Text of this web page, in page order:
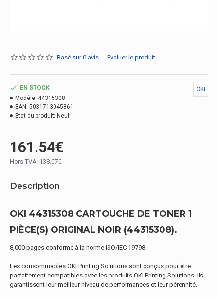
Basé sur 0 avis. - Évaluer le produit
161.54€
Hors TVA: 138.07€
EN STOCK
Modèle: 44315308
EAN: 5031713045861
État du produit: Neuf
OKI
Description
OKI 44315308 CARTOUCHE DE TONER 1
PIÈCE(S) ORIGINAL NOIR (44315308).
8,000 pages conforme à la norme ISO/IEC 19798
Les consommables OKI Printing Solutions sont conçus pour être
parfaitement compatibles avec les produits OKI Printing Solutions. Ils
garantissent leur meilleur niveau de performances et leur pérennité.